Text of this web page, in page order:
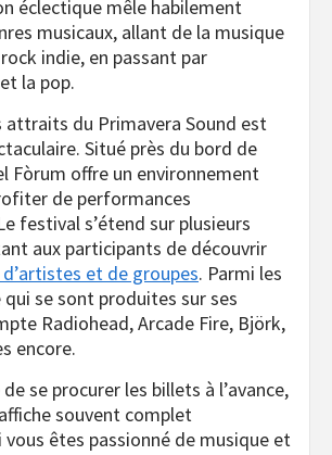
éclectique mêle habilement
musicaux, allant de la musique
indie, en passant par
la pop.
attraits du Primavera Sound est
Situé près du bord de
Fòrum offre un environnement
de performances
festival s’étend sur plusieurs
aux participants de découvrir
et de groupes. Parmi les
qui se sont produites sur ses
Radiohead, Arcade Fire, Björk,
encore.
se procurer les billets à l’avance,
souvent complet
vous êtes passionné de musique et